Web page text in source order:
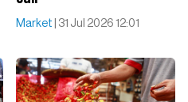
Market | 31 Jul 2026 12:01